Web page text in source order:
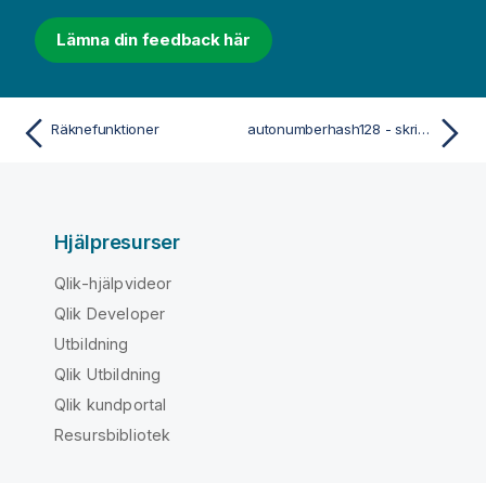
Lämna din feedback här
Räknefunktioner autonumberhash128 - skriptfunktion
Hjälpresurser
Qlik-hjälpvideor
Qlik Developer
Utbildning
Qlik Utbildning
Qlik kundportal
Resursbibliotek